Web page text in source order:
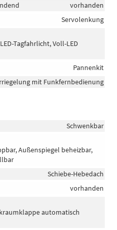
vorhanden
Servolenkung
Tagfahrlicht, Voll-LED
Pannenkit
mit Funkfernbedienung
Schwenkbar
Außenspiegel beheizbar,
Schiebe-Hebedach
vorhanden
automatisch